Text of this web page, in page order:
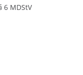
MDStV